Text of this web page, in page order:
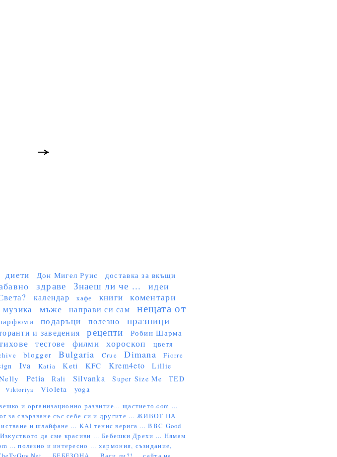
диети Дон Мигел Руис доставка за вкъщи
здраве Знаеш ли че ... идеи
календар кафе книги коментари
музика мъже направи си сам
нещата от
подаръци полезно
празници
и заведения рецепти Робин Шарма
тестове филми хороскоп цветя
blogger Bulgaria Crue Dimana Fiorre
Iva Katia Keti KFC Krem4eto Lillie
Petia Rali Silvanka Super Size Me TED
Viktoriya Violeta yoga
и организационно развитие... щастието.com ...
за свързване със себе си и другите ...ЖИВОТ НА
и шлайфане ... KAI тенис верига ...BBC Good
Изкуството да сме красиви ... Бебешки Дрехи ... Нямам
...полезно и интересно ... хармония, съзидание,